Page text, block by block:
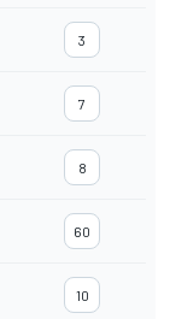
3
7
8
60
10